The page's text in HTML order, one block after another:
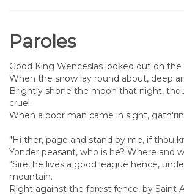
Paroles
Good King Wenceslas looked out on
When the snow lay round about, deep
Brightly shone the moon that night,
cruel.
When a poor man came in sight,
"Hi ther, page and stand by me, if thou
Yonder peasant, who is he? Where and
"Sire, he lives a good league hence,
mountain.
Right against the forest fence, by Saint